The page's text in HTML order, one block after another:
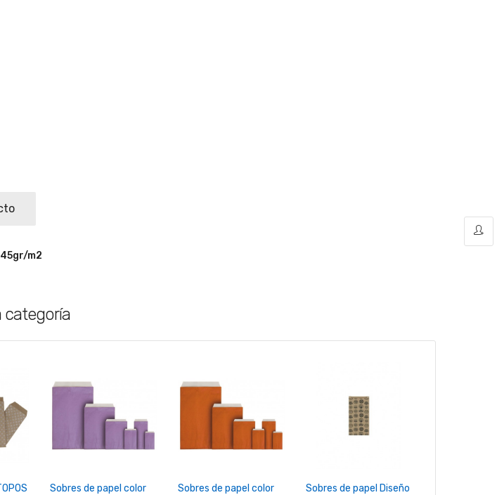
m2
categoría
+ Añadir Al Carrito
Sobres de papel color
+ Añadir Al Carrito
Sobres de papel color
+ Añadir Al Carrito
Sobres de papel Diseño